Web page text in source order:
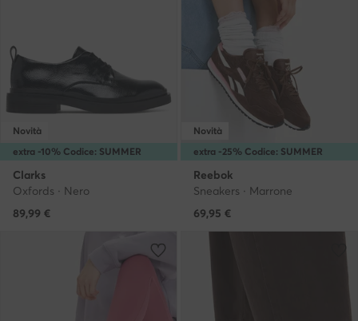
extra -10% Codice: SUMMER
Novità
Clarks
Oxfords · Nero
89,99 €
extra -25% Codice: SUMMER
Novità
Reebok
Sneakers · Marrone
69,95 €